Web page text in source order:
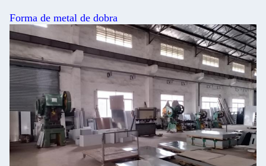
Forma de metal de dobra